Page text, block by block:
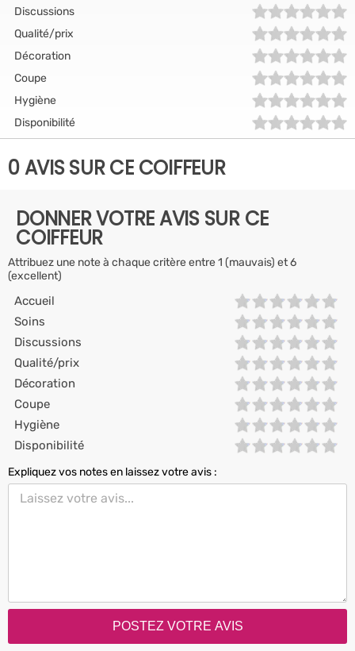
Discussions
Qualité/prix
Décoration
Coupe
Hygiène
Disponibilité
0 AVIS SUR CE COIFFEUR
DONNER VOTRE AVIS SUR CE
COIFFEUR
Attribuez une note à chaque critère entre 1 (mauvais) et 6
(excellent)
Accueil
Soins
Discussions
Qualité/prix
Décoration
Coupe
Hygiène
Disponibilité
Expliquez vos notes en laissez votre avis :